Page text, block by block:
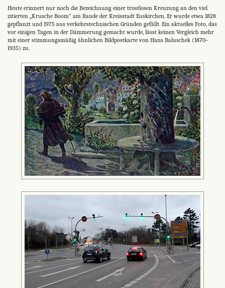
Heute erinnert nur noch die Bezeichnung einer trostlosen Kreuzung an den viel
zitierten „Krusche Boom" am Rande der Kreisstadt Euskirchen. Er wurde etwa 1828
gepflanzt und 1975 aus verkehrstechnischen Gründen gefällt. Ein aktuelles Foto, das
vor einigen Tagen in der Dämmerung gemacht wurde, lässt keinen Vergleich mehr
mit einer stimmungsmäßig ähnlichen Bildpostkarte von Hans Baluschek (1870–
1935) zu.